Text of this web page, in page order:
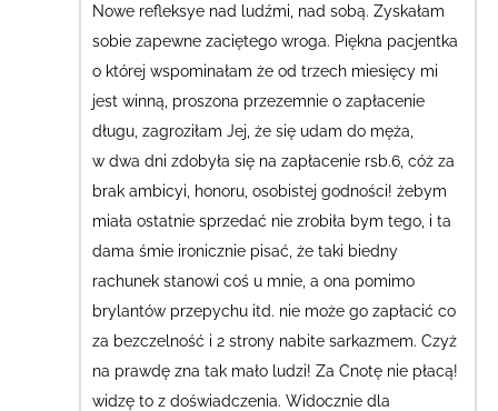
Nowe refleksye nad ludźmi, nad sobą. Zyskałam
sobie zapewne zaciętego wroga. Piękna pacjentka
o której wspominałam że od trzech miesięcy mi
jest winną, proszona przezemnie o zapłacenie
długu, zagroziłam Jej, że się udam do męża,
w dwa dni zdobyła się na zapłacenie rsb.6, cóż za
brak ambicyi, honoru, osobistej godności! żebym
miała ostatnie sprzedać nie zrobiła bym tego, i ta
dama śmie ironicznie pisać, że taki biedny
rachunek stanowi coś u mnie, a ona pomimo
brylantów przepychu itd. nie może go zapłacić co
za bezczelność i 2 strony nabite sarkazmem. Czyż
na prawdę zna tak mało ludzi! Za Cnotę nie płacą!
widzę to z doświadczenia. Widocznie dla